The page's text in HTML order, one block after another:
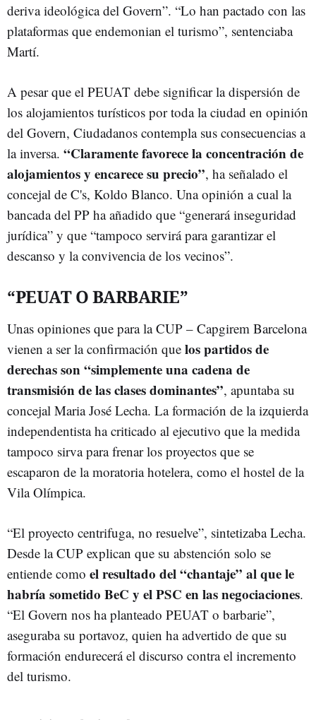
deriva ideológica del Govern”. “Lo han pactado con las
plataformas que endemonian el turismo”, sentenciaba
Martí.
A pesar que el PEUAT debe significar la dispersión de
los alojamientos turísticos por toda la ciudad en opinión
del Govern, Ciudadanos contempla sus consecuencias a
la inversa. “Claramente favorece la concentración de
alojamientos y encarece su precio”, ha señalado el
concejal de C's, Koldo Blanco. Una opinión a cual la
bancada del PP ha añadido que “generará inseguridad
jurídica” y que “tampoco servirá para garantizar el
descanso y la convivencia de los vecinos”.
“PEUAT O BARBARIE”
Unas opiniones que para la CUP – Capgirem Barcelona
vienen a ser la confirmación que los partidos de
derechas son “simplemente una cadena de
transmisión de las clases dominantes”, apuntaba su
concejal Maria José Lecha. La formación de la izquierda
independentista ha criticado al ejecutivo que la medida
tampoco sirva para frenar los proyectos que se
escaparon de la moratoria hotelera, como el hostel de la
Vila Olímpica.
“El proyecto centrifuga, no resuelve”, sintetizaba Lecha.
Desde la CUP explican que su abstención solo se
entiende como el resultado del “chantaje” al que le
habría sometido BeC y el PSC en las negociaciones.
“El Govern nos ha planteado PEUAT o barbarie”,
aseguraba su portavoz, quien ha advertido de que su
formación endurecerá el discurso contra el incremento
del turismo.